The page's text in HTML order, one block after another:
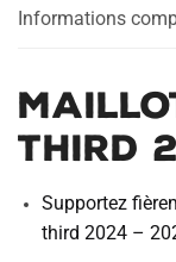
Informations
Third
Supportez
third 2024 –